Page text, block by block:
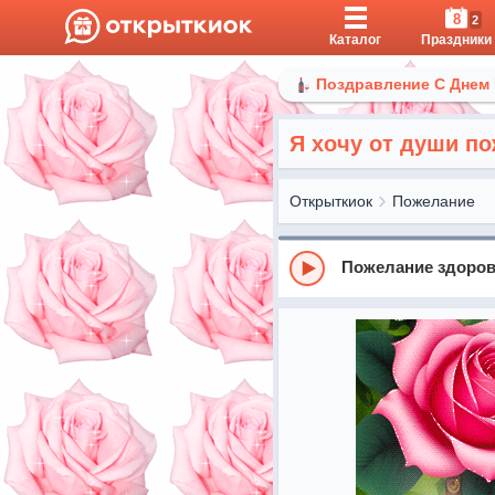
Каталог
8 2
Праздники
Поздравление С
Я хочу от души
Открыткиок Пожелание
Пожелание